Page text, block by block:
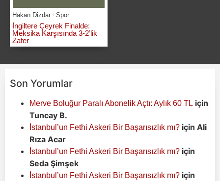
Hakan Dizdar Spor
İngiltere Çeyrek Finalde:
Meksika Karşısında 3-2’lik
Zafer
Son Yorumlar
Merve Boluğur Paralı Abonelik Açtı: Aylık 60 TL için
Tuncay B.
İstanbul’un Fethi Askeri Bir Başarısızlık mı? için Ali
Rıza Acar
İstanbul’un Fethi Askeri Bir Başarısızlık mı? için
Seda Şimşek
İstanbul’un Fethi Askeri Bir Başarısızlık mı? için